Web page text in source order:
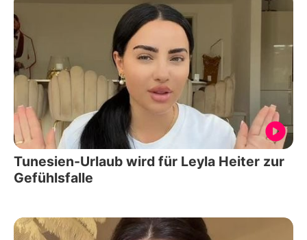
Tunesien-Urlaub wird für Leyla Heiter zur
Gefühlsfalle